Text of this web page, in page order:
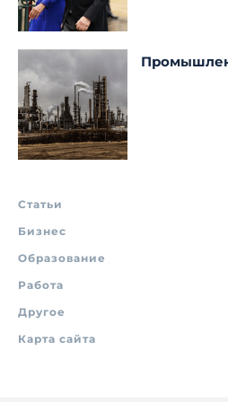
Статьи
Бизнес
Образование
Работа
Другое
Карта сайта